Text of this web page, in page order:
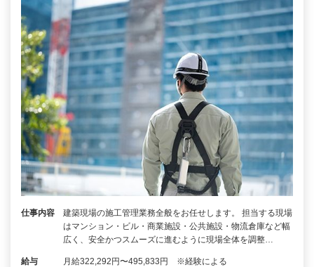
仕事内容
建築現場の施工管理業務全般をお任せします。 担当する現場
はマンション・ビル・商業施設・公共施設・物流倉庫など幅
広く、安全かつスムーズに進むように現場全体を調整…
給与 月給322,292円〜495,833円 ※経験による